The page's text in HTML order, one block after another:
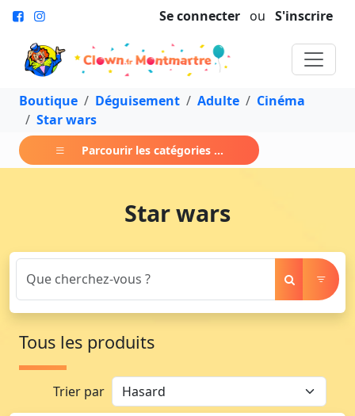
Se connecter ou S'inscrire
Boutique Déguisement Adulte
Cinéma
Star wars
Parcourir les catégories ...
Star wars
Tous les produits
Trier par